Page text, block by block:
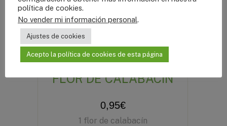
FLOR DE CALABACÍN
0,95€
1 flor de calabacín
política de cookies.
No vender mi información personal.
Ajustes de cookies
Acepto la política de cookies de esta página